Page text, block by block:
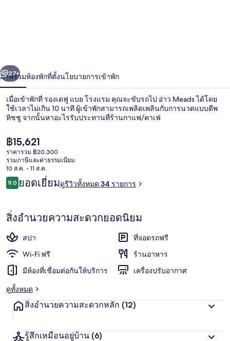
บนชายหาด, ทรายสีขาว
า
ถัดไป
27+
ภาพรวมห้องพักที่ตั้งนโยบายการเข้าพัก
เมื่อเข้าพักที่ รองเดฟู แบย โรงแรม คุณจะขับรถไป อ่าว Meads ได้โดย
ใช้เวลาไม่เกิน 10 นาที ผู้เข้าพักสามารถเพลิดเพลินกับการนวดแบบดีพ
ทิชชู จากนั้นหาอะไรรับประทานที่ร้านกาแฟ/คาเฟ่
ราคา
ปัจจุบัน
฿15,621
฿15,621
ราคารวม ฿20,300
รวมภาษีและค่าธรรมเนียม
10 ส.ค. - 11 ส.ค.
รีวิว
9.09.0 จาก 10
ยอดเยี่ยมดูรีวิวทั้งหมด 34 รายการ
สิ่งอำนวยความสะดวกยอดนิยม
สปา
ที่จอดรถฟรี
Wi-Fi ฟรี
ร้านอาหาร
มีห้องที่เชื่อมต่อกันให้บริการ
เครื่องปรับอากาศ
ดูทั้งหมด
สิ่งอำนวยความสะดวกหลัก (12)
รู้สึกเหมือนอยู่บ้าน (6)